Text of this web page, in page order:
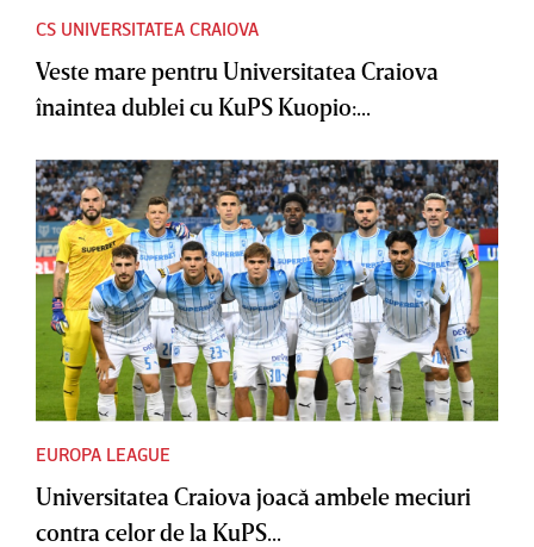
CS UNIVERSITATEA CRAIOVA
Veste mare pentru Universitatea Craiova
înaintea dublei cu KuPS Kuopio:...
EUROPA LEAGUE
Universitatea Craiova joacă ambele meciuri
contra celor de la KuPS...